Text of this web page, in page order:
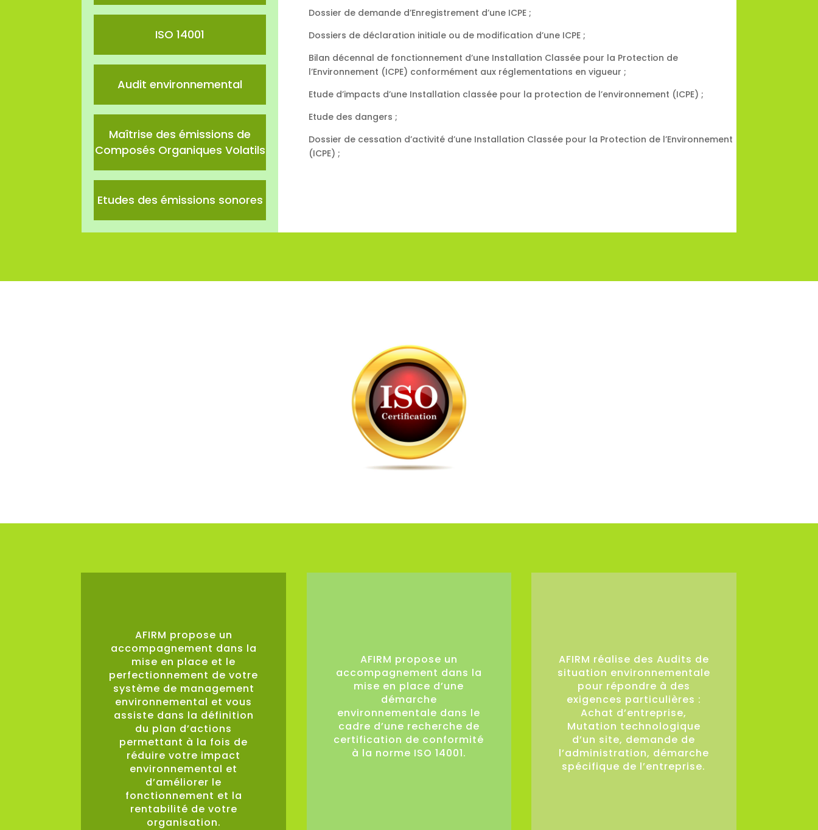
ISO 14001
Audit environnemental
Maîtrise des émissions de
Composés Organiques Volatils
Etudes des émissions sonores
Dossier de demande d’Enregistrement d’une ICPE ;
Dossiers de déclaration initiale ou de modification d’une ICPE ;
Bilan décennal de fonctionnement d’une Installation Classée pour la Protection de
l’Environnement (ICPE) conformément aux réglementations en vigueur ;
Etude d’impacts d’une Installation classée pour la protection de l’environnement (ICPE) ;
Etude des dangers ;
Dossier de cessation d’activité d’une Installation Classée pour la Protection de l’Environnement
(ICPE) ;
AFIRM propose un
accompagnement dans la
mise en place et le
perfectionnement de votre
système de management
environnemental et vous
assiste dans la définition
du plan d’actions
permettant à la fois de
réduire votre impact
environnemental et
d’améliorer le
fonctionnement et la
rentabilité de votre
organisation.
AFIRM propose un
accompagnement dans la
mise en place d’une
démarche
environnementale dans le
cadre d’une recherche de
certification de conformité
à la norme ISO 14001.
AFIRM réalise des Audits de
situation environnementale
pour répondre à des
exigences particulières :
Achat d’entreprise,
Mutation technologique
d’un site, demande de
l’administration, démarche
spécifique de l’entreprise.